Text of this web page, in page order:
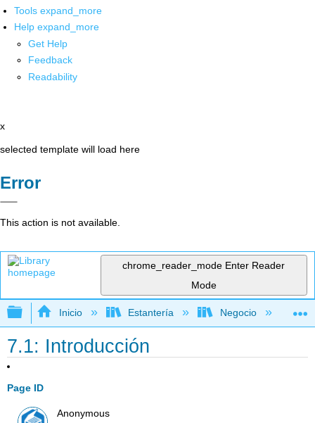
Tools expand_more
Help expand_more
Get Help
Feedback
Readability
x
selected template will load here
Error
This action is not available.
chrome_reader_mode Enter Reader
Mode
Expandir/contraer jerarquía global
Inicio Estantería Negocio
7.1: Introducción
Page ID
Anonymous